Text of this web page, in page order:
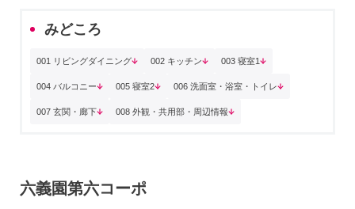
みどころ
001 リビングダイニング 002 キッチン 003 寝室1
004 バルコニー 005 寝室2 006 洗面室・浴室・トイレ
007 玄関・廊下 008 外観・共用部・周辺情報
六義園第六コーポ